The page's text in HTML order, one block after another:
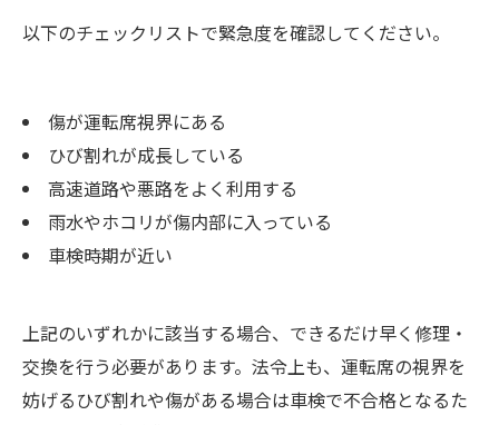
以下のチェックリストで緊急度を確認してください。
傷が運転席視界にある
ひび割れが成長している
高速道路や悪路をよく利用する
雨水やホコリが傷内部に入っている
車検時期が近い
上記のいずれかに該当する場合、できるだけ早く修理・
交換を行う必要があります。法令上も、運転席の視界を
妨げるひび割れや傷がある場合は車検で不合格となるた